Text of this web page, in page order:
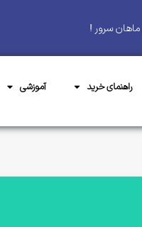
ماهان سرور !
راهنمای خرید آموزشی